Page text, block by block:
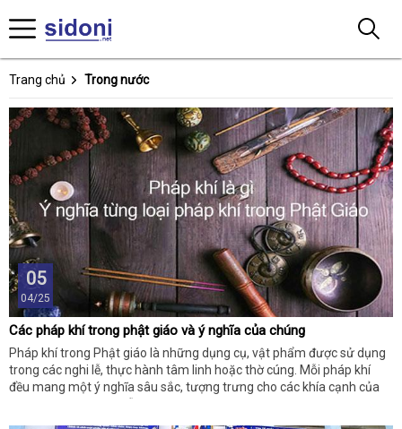
Trang chủ Trong nước
05
04/25
Các pháp khí trong phật giáo và ý nghĩa của chúng
Pháp khí trong Phật giáo là những dụng cụ, vật phẩm được sử dụng
trong các nghi lễ, thực hành tâm linh hoặc thờ cúng. Mỗi pháp khí
đều mang một ý nghĩa sâu sắc, tượng trưng cho các khía cạnh của